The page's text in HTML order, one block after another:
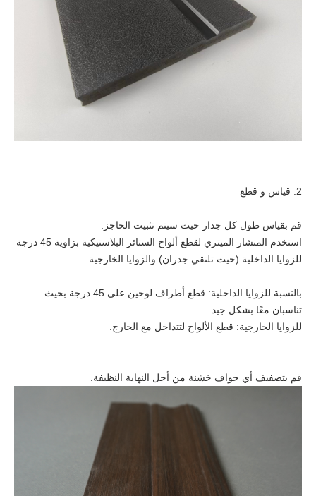
2. قياس و قطع
قم بقياس طول كل جدار حيث سيتم تثبيت الحاجز.
استخدم المنشار الميتري لقطع ألواح الستائر البلاستيكية بزاوية 45 درجة
للزوايا الداخلية (حيث تلتقي جدران) والزوايا الخارجية.
بالنسبة للزوايا الداخلية: قطع أطراف لوحين على 45 درجة بحيث
تناسبان معًا بشكل جيد.
للزوايا الخارجية: قطع الألواح لتتداخل مع الخارج.
قم بتصفيف أي حواف خشنة من أجل النهاية النظيفة.